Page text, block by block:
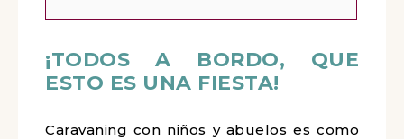
¡TODOS A BORDO, QUE
ESTO ES UNA FIESTA!
Caravaning con niños y abuelos es como